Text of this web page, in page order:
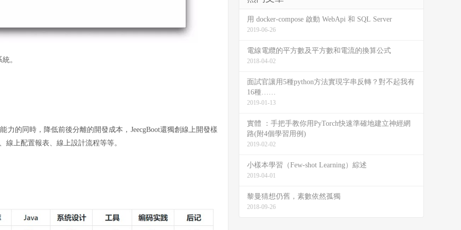
。
力的同時，降低前後分離的開發成本，JeecgBoot還獨創線上開發樣
線上配置報表、線上設計流程等等。
用 docker-compose 啟動 WebApi 和 SQL Server
2019-06-26
電線電纜的平方數及平方數和電流的換算公式
2018-04-02
面試官讓用5種python方法實現字串反轉？對不起我有
16種……
2019-01-13
實體 ：手把手教你用PyTorch快速準確地建立神經網
路(附4個學習用例)
2019-02-02
小樣本學習（Few-shot Learning）綜述
2019-04-01
黎曼猜想仍舊，素數依然孤獨
2018-09-26